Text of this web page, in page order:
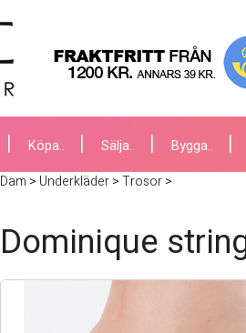
Köpa.. Sälja.. Bygga..
Dam > Underkläder>Trosor>
Dominique